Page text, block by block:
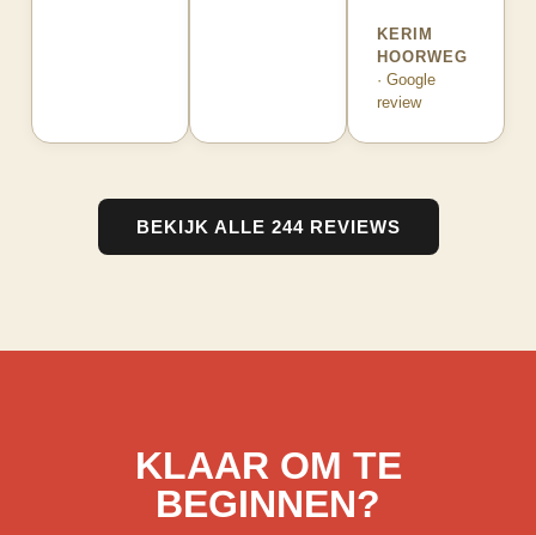
KERIM
HOORWEG
· Google
review
BEKIJK ALLE 244 REVIEWS
KLAAR OM TE
BEGINNEN?